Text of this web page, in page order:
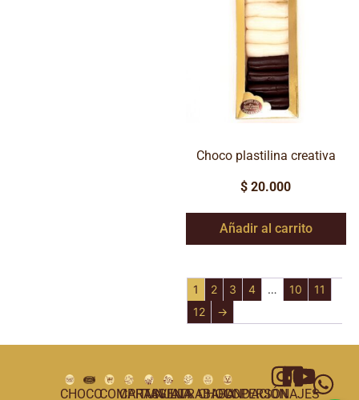
Choco plastilina creativa
$ 20.000
Añadir al carrito
1 2 3 4 … 10
11
12
→
CHOCOCOMPRAS
CARTAGENA
TUNJA
VILLATRABAJA
CHOCOPERSONAJES
FUNDACIÓN